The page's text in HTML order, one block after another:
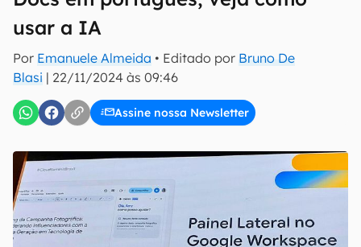
usar a IA
Por Emanuele Almeida • Editado por Bruno De
Blasi | 22/11/2024 às 09:46
Assine nossa Newsletter
inscreva-se
Confirmo que li, aceito e concordo com os Termos de
Uso e Política de Privacidade do Canaltech.